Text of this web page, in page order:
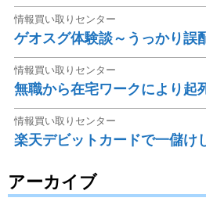
情報買い取りセンター
ゲオスグ体験談～うっかり誤
情報買い取りセンター
無職から在宅ワークにより起
情報買い取りセンター
楽天デビットカードで一儲け
アーカイブ